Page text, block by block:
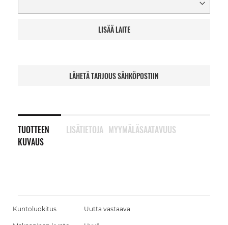
LISÄÄ LAITE
LÄHETÄ TARJOUS SÄHKÖPOSTIIN
TUOTTEEN
KUVAUS
LISÄTIETOJA MYYMÄLÄSAATAVUUS
Kuntoluokitus Uutta vastaava